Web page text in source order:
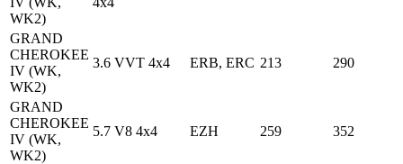
WK2)
GRAND
CHEROKEE
IV (WK,
WK2)
3.6 VVT 4x4 ERB, ERC 213 290
GRAND
CHEROKEE
IV (WK,
WK2)
5.7 V8 4x4 EZH 259 352